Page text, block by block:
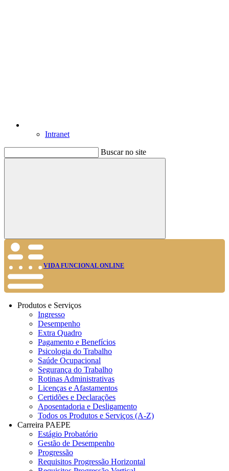
Intranet
Buscar no site
Buscar
VIDA FUNCIONAL ONLINE
Produtos e Serviços
Ingresso
Desempenho
Extra Quadro
Pagamento e Benefícios
Psicologia do Trabalho
Saúde Ocupacional
Segurança do Trabalho
Rotinas Administrativas
Licenças e Afastamentos
Certidões e Declarações
Aposentadoria e Desligamento
Todos os Produtos e Serviços (A-Z)
Carreira PAEPE
Estágio Probatório
Gestão de Desempenho
Progressão
Requisitos Progressão Horizontal